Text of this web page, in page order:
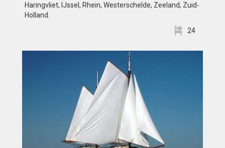
Haringvliet, IJssel, Rhein, Westerschelde, Zeeland, Zuid-
Holland.
24